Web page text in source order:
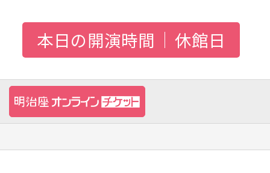
本日の開演時間 休館日